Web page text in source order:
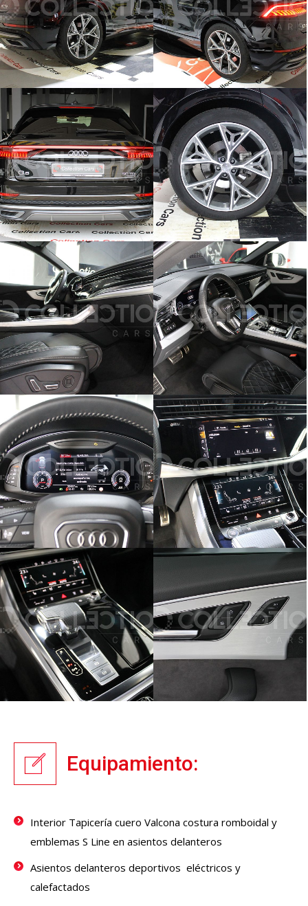
Equipamiento:
Interior Tapicería cuero Valcona costura romboidal y
emblemas S Line en asientos delanteros
Asientos delanteros deportivos eléctricos y
calefactados